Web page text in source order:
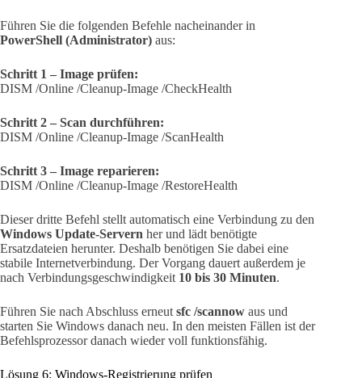
Führen Sie die folgenden Befehle nacheinander in
PowerShell (Administrator) aus:
Schritt 1 – Image prüfen:
DISM /Online /Cleanup-Image /CheckHealth
Schritt 2 – Scan durchführen:
DISM /Online /Cleanup-Image /ScanHealth
Schritt 3 – Image reparieren:
DISM /Online /Cleanup-Image /RestoreHealth
Dieser dritte Befehl stellt automatisch eine Verbindung zu den
Windows Update-Servern her und lädt benötigte
Ersatzdateien herunter. Deshalb benötigen Sie dabei eine
stabile Internetverbindung. Der Vorgang dauert außerdem je
nach Verbindungsgeschwindigkeit 10 bis 30 Minuten.
Führen Sie nach Abschluss erneut sfc /scannow aus und
starten Sie Windows danach neu. In den meisten Fällen ist der
Befehlsprozessor danach wieder voll funktionsfähig.
Lösung 6: Windows-Registrierung prüfen